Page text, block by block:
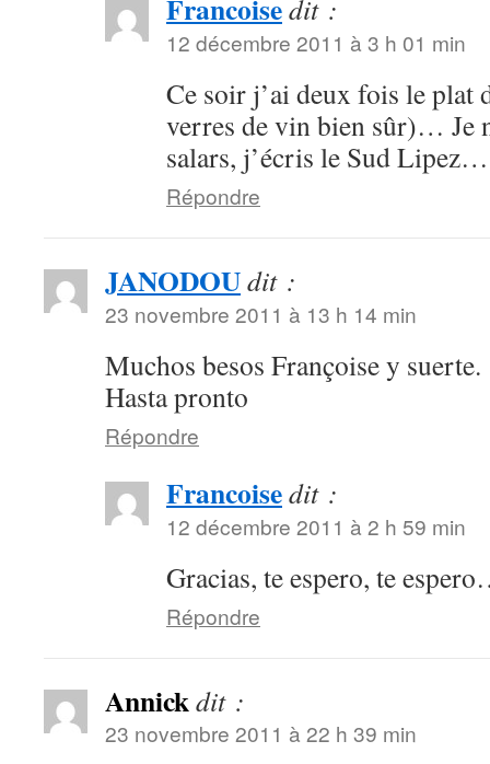
Francoisedit :
12 décembre 2011 à 3 h 01 min
Ce soir j’ai deux fois le plat
verres de vin bien sûr)… Je
salars, j’écris le Sud
Répondre
JANODOUdit :
23 novembre 2011 à 13 h 14 min
Muchos besos Françoise y suerte.
Hasta pronto
Répondre
Francoisedit :
12 décembre 2011 à 2 h 59 min
Gracias, te espero, te
Répondre
Annickdit :
23 novembre 2011 à 22 h 39 min